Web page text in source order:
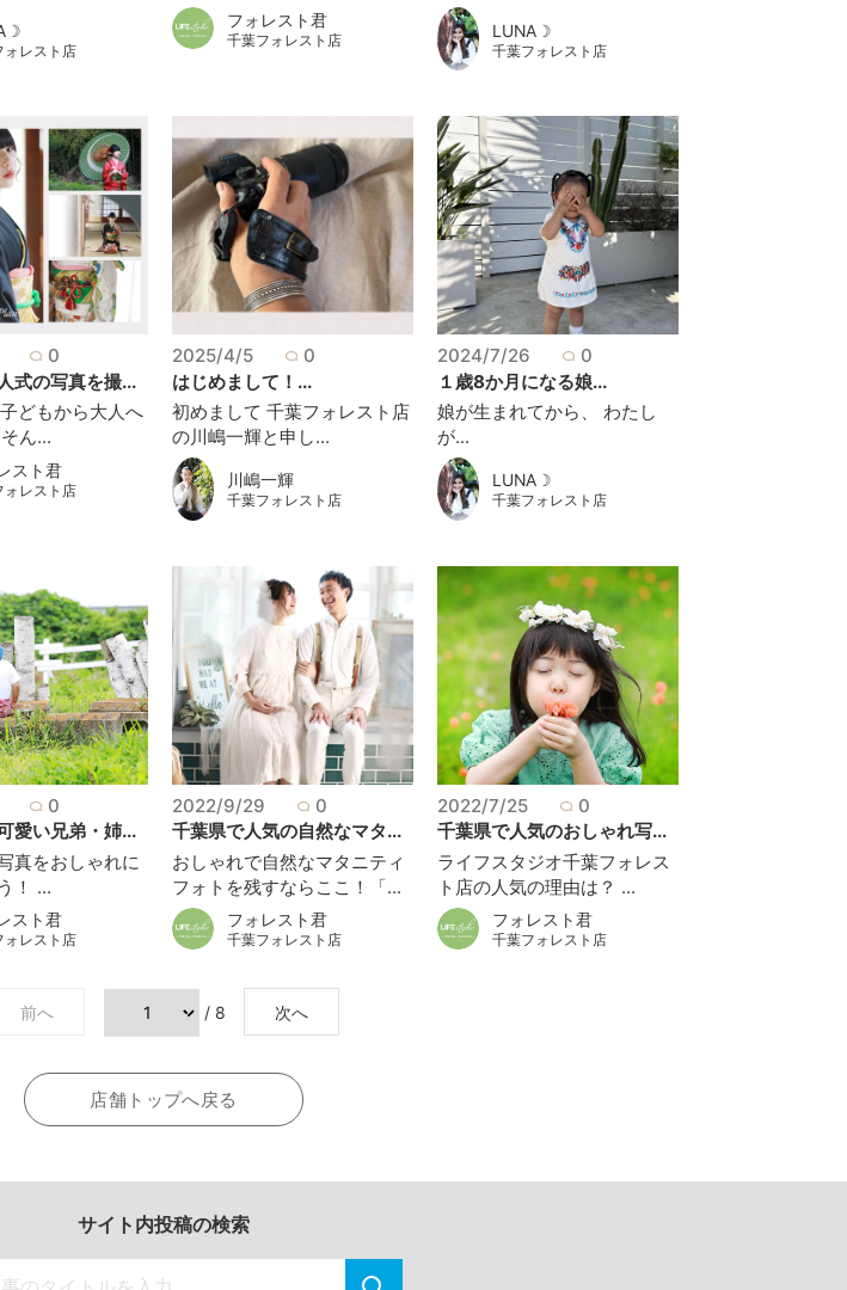
ォレスト店
フォレスト君
千葉フォレスト店
LUNA☽
千葉フォレスト店
0
式の写真を撮...
どもから大人へ
ん...
スト君
ォレスト店
2025/4/5
0
はじめまして！...
初めまして 千葉フォレスト店
の川嶋一輝と申し...
川嶋一輝
千葉フォレスト店
2024/7/26
0
１歳8か月になる娘...
娘が生まれてから、 わたし
が...
LUNA☽
千葉フォレスト店
0
愛い兄弟・姉...
真をおしゃれに
！ ...
スト君
ォレスト店
2022/9/29
0
千葉県で人気の自然なマタ...
おしゃれで自然なマタニティ
フォトを残すならここ！「...
フォレスト君
千葉フォレスト店
2022/7/25
0
千葉県で人気のおしゃれ写...
ライフスタジオ千葉フォレス
ト店の人気の理由は？ ...
フォレスト君
千葉フォレスト店
前へ / 8 次へ
店舗トップへ戻る
サイト内投稿の検索